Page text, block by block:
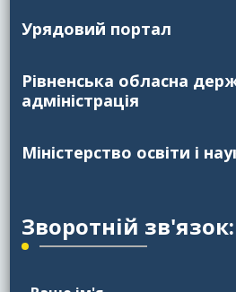
Урядовий портал
Рівненська обласна
адміністрація
Міністерство освіти і
Зворотній зв'язок: